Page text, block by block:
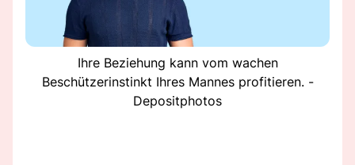
Ihre Beziehung kann vom wachen
Beschützerinstinkt Ihres Mannes profitieren. -
Depositphotos